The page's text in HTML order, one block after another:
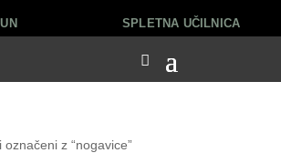
SPLETNA UČILNICA
z “nogavice”